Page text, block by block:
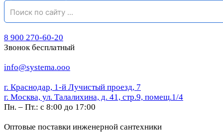
8 900 270-60-20
Звонок бесплатный
info@systema.ooo
г. Краснодар, 1-й Лучистый проезд, 7
г. Москва, ул. Талалихина, д. 41, стр.9, помещ.1/4
Пн. – Пт.: с 8:00 до 17:00
Оптовые поставки инженерной сантехники